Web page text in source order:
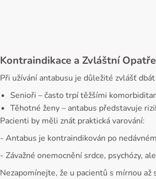
Kontraindikace a Zvláštní
Při užívání antabusu je důležité zvlášť
Senioři – často trpí těžšími
Těhotné ženy – antabus představuje
Pacienti by měli znát praktická varování:
- Antabus je kontraindikován po
- Závažné onemocnění srdce, psychózy,
Nezapomínejte, že u pacientů s mírnou